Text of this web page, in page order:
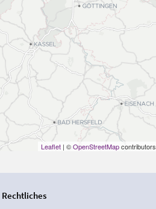
Leaflet| ©OpenStreetMapcontributors
Rechtliches